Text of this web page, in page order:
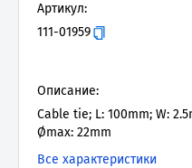
Артикул:
111-01959
Описание:
Cable tie; L: 100mm; W:
Ømax: 22mm
Все характеристики